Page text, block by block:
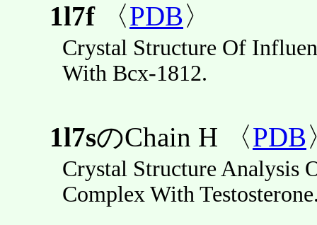
1l7f〈PDB〉
Crystal Structure Of
With Bcx-1812.
1l7sのChain H 〈PDB
Crystal Structure Analysis
Complex With